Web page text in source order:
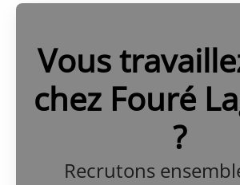
Vous
chez Fouré
?
Recrutons